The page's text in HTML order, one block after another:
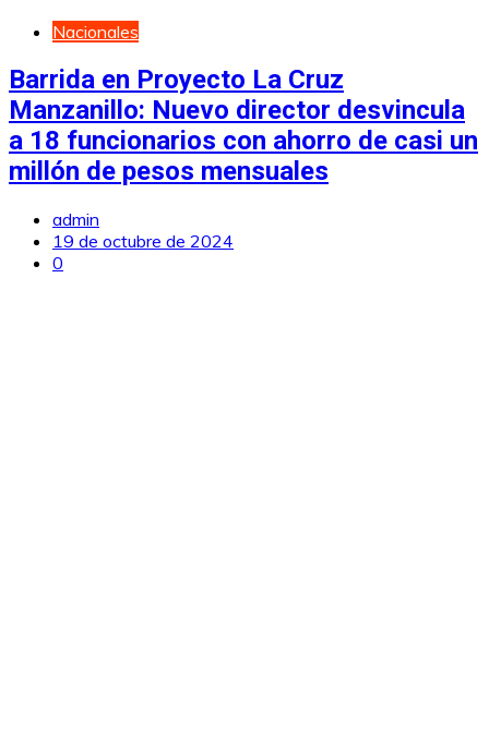
Nacionales
Barrida en Proyecto La Cruz
Manzanillo: Nuevo director desvincula
a 18 funcionarios con ahorro de casi un
millón de pesos mensuales
admin
19 de octubre de 2024
0